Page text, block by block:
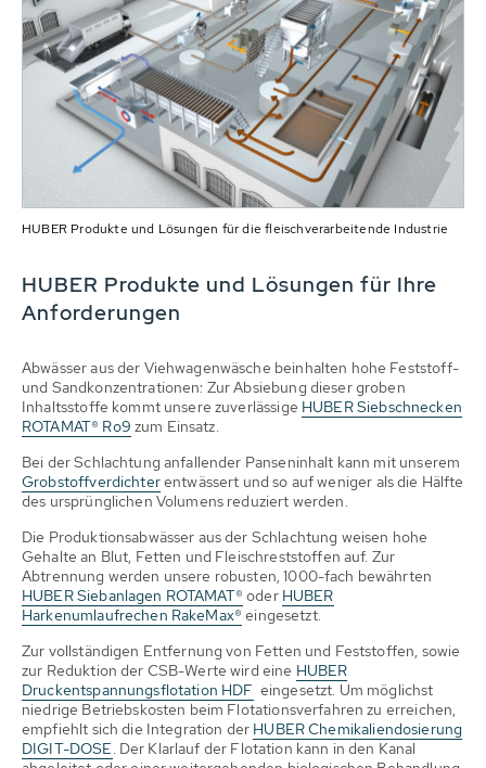
HUBER Produkte und Lösungen für die fleischverarbeitende Industrie
HUBER Produkte und Lösungen für Ihre
Anforderungen
Abwässer aus der Viehwagenwäsche beinhalten hohe Feststoff-
und Sandkonzentrationen: Zur Absiebung dieser groben
Inhaltsstoffe kommt unsere zuverlässige HUBER Siebschnecken
ROTAMAT® Ro9 zum Einsatz.
Bei der Schlachtung anfallender Panseninhalt kann mit unserem
Grobstoffverdichterentwässert und so auf weniger als die Hälfte
des ursprünglichen Volumens reduziert werden.
Die Produktionsabwässer aus der Schlachtung weisen hohe
Gehalte an Blut, Fetten und Fleischreststoffen auf. Zur
Abtrennung werden unsere robusten, 1000-fach bewährten
HUBER Siebanlagen ROTAMAT® oder HUBER
Harkenumlaufrechen RakeMax® eingesetzt.
Zur vollständigen Entfernung von Fetten und Feststoffen, sowie
zur Reduktion der CSB-Werte wird eine HUBER
Druckentspannungsflotation HDF eingesetzt. Um möglichst
niedrige Betriebskosten beim Flotationsverfahren zu erreichen,
empfiehlt sich die Integration der HUBER Chemikaliendosierung
DIGIT-DOSE . Der Klarlauf der Flotation kann in den Kanal